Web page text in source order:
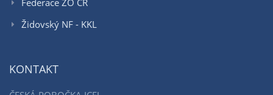
Federace ŽO ČR
Židovský NF - KKL
KONTAKT